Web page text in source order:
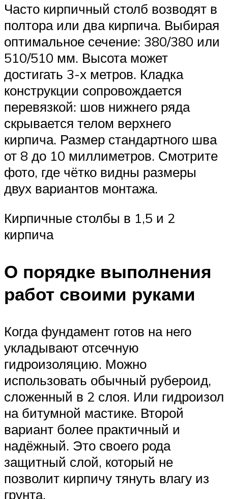
Часто кирпичный столб возводят в
полтора или два кирпича. Выбирая
оптимальное сечение: 380/380 или
510/510 мм. Высота может
достигать 3-х метров. Кладка
конструкции сопровождается
перевязкой: шов нижнего ряда
скрывается телом верхнего
кирпича. Размер стандартного шва
от 8 до 10 миллиметров. Смотрите
фото, где чётко видны размеры
двух вариантов монтажа.
Кирпичные столбы в 1,5 и 2
кирпича
О порядке выполнения
работ своими руками
Когда фундамент готов на него
укладывают отсечную
гидроизоляцию. Можно
использовать обычный рубероид,
сложенный в 2 слоя. Или гидроизол
на битумной мастике. Второй
вариант более практичный и
надёжный. Это своего рода
защитный слой, который не
позволит кирпичу тянуть влагу из
грунта.